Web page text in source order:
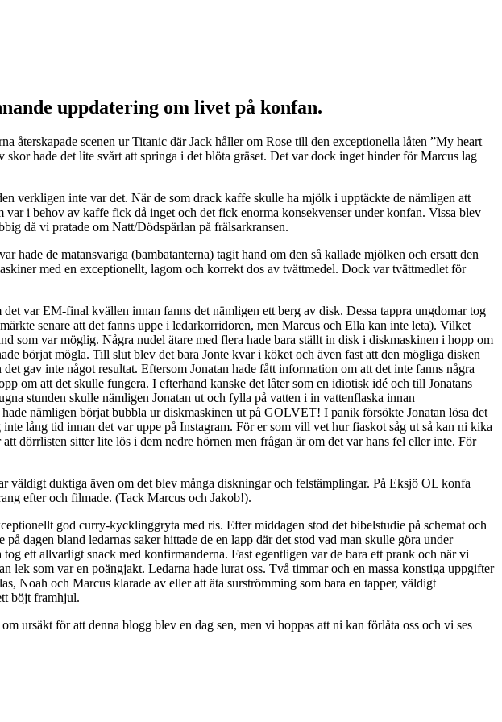
uppdatering om livet på konfan.
scenen ur Titanic där Jack håller om Rose till den exceptionella låten ”My heart
hade det lite svårt att springa i det blöta gräset. Det var dock inget hinder för Marcus lag
verkligen inte var det. När de som drack kaffe skulle ha mjölk i upptäckte de nämligen att
i behov av kaffe fick då inget och det fick enorma konsekvenser under konfan. Vissa blev
då vi pratade om Natt/Dödspärlan på frälsarkransen.
de matansvariga (bambatanterna) tagit hand om den så kallade mjölken och ersatt den
med en exceptionellt, lagom och korrekt dos av tvättmedel. Dock var tvättmedlet för
var EM-final kvällen innan fanns det nämligen ett berg av disk. Dessa tappra ungdomar tog
senare att det fanns uppe i ledarkorridoren, men Marcus och Ella kan inte leta). Vilket
som var möglig. Några nudel ätare med flera hade bara ställt in disk i diskmaskinen i hopp om
börjat mögla. Till slut blev det bara Jonte kvar i köket och även fast att den mögliga disken
gav inte något resultat. Eftersom Jonatan hade fått information om att det inte fanns några
om att det skulle fungera. I efterhand kanske det låter som en idiotisk idé och till Jonatans
stunden skulle nämligen Jonatan ut och fylla på vatten i in vattenflaska innan
nämligen börjat bubbla ur diskmaskinen ut på GOLVET! I panik försökte Jonatan lösa det
lång tid innan det var uppe på Instagram. För er som vill vet hur fiaskot såg ut så kan ni kika
dörrlisten sitter lite lös i dem nedre hörnen men frågan är om det var hans fel eller inte. För
duktiga även om det blev många diskningar och felstämplingar. På Eksjö OL konfa
efter och filmade. (Tack Marcus och Jakob!).
god curry-kycklinggryta med ris. Efter middagen stod det bibelstudie på schemat och
dagen bland ledarnas saker hittade de en lapp där det stod vad man skulle göra under
ett allvarligt snack med konfirmanderna. Fast egentligen var de bara ett prank och när vi
som var en poängjakt. Ledarna hade lurat oss. Två timmar och en massa konstiga uppgifter
Noah och Marcus klarade av eller att äta surströmming som bara en tapper, väldigt
böjt framhjul.
ursäkt för att denna blogg blev en dag sen, men vi hoppas att ni kan förlåta oss och vi ses